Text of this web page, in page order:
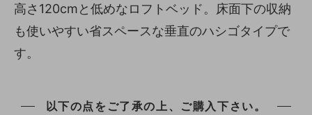
高さ120cmと低めなロフトベッド。床面下の収納
も使いやすい省スペースな垂直のハシゴタイプで
す。
以下の点をご了承の上、ご購入下さい。